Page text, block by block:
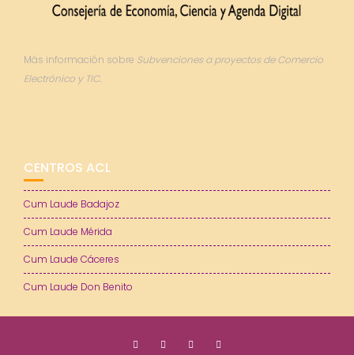
Más información sobre Subvenciones a proyectos de Comercio
Electrónico y TIC.
CENTROS ACL
Cum Laude Badajoz
Cum Laude Mérida
Cum Laude Cáceres
Cum Laude Don Benito